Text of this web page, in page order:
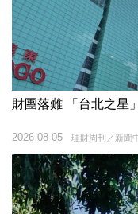
財團落難 「台北之星
理財周刊／新聞
2026-08-05